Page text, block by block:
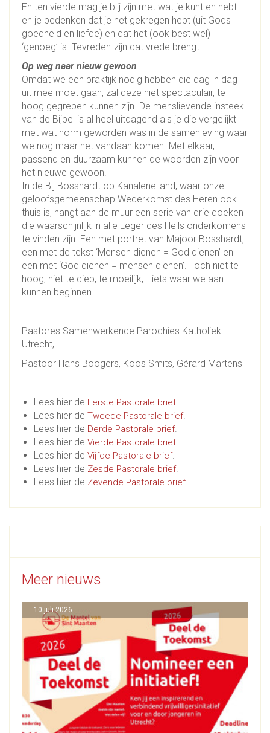
En ten vierde mag je blij zijn met wat je kunt en hebt
en je bedenken dat je het gekregen hebt (uit Gods
goedheid en liefde) en dat het (ook best wel)
‘genoeg’ is. Tevreden-zijn dat vrede brengt.
Op weg naar nieuw gewoon
Omdat we een praktijk nodig hebben die dag in dag
uit mee moet gaan, zal deze niet spectaculair, te
hoog gegrepen kunnen zijn. De menslievende insteek
van de Bijbel is al heel uitdagend als je die vergelijkt
met wat norm geworden was in de samenleving waar
we nog maar net vandaan komen. Met elkaar,
passend en duurzaam kunnen de woorden zijn voor
het nieuwe gewoon.
In de Bij Bosshardt op Kanaleneiland, waar onze
geloofsgemeenschap Wederkomst des Heren ook
thuis is, hangt aan de muur een serie van drie doeken
die waarschijnlijk in alle Leger des Heils onderkomens
te vinden zijn. Een met portret van Majoor Bosshardt,
een met de tekst ‘Mensen dienen = God dienen’ en
een met ‘God dienen = mensen dienen’. Toch niet te
hoog, niet te diep, te moeilijk, …iets waar we aan
kunnen beginnen…
Pastores Samenwerkende Parochies Katholiek
Utrecht,
Pastoor Hans Boogers, Koos Smits, Gérard Martens
Lees hier de Eerste Pastorale brief.
Lees hier de Tweede Pastorale brief.
Lees hier de Derde Pastorale brief.
Lees hier de Vierde Pastorale brief.
Lees hier de Vijfde Pastorale brief.
Lees hier de Zesde Pastorale brief.
Lees hier de Zevende Pastorale brief.
Meer nieuws
10 juli 2026